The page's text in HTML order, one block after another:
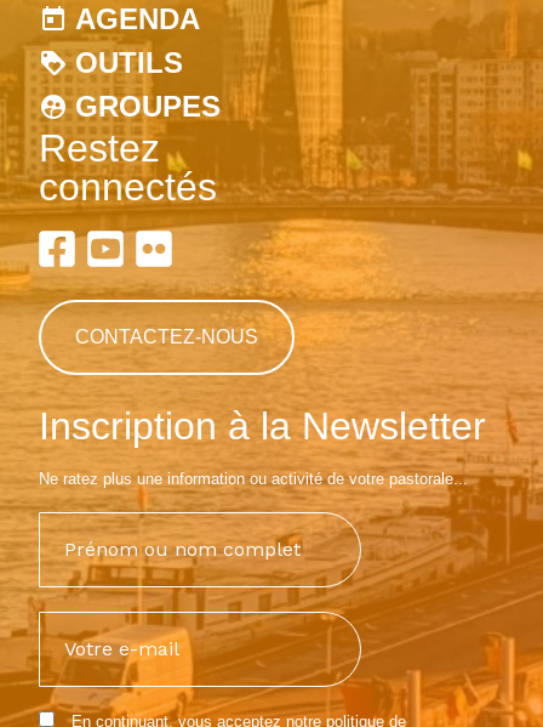
AGENDA
OUTILS
GROUPES
Restez
connectés
CONTACTEZ-NOUS
Inscription à la Newsletter
Ne ratez plus une information ou activité de votre pastorale...
En continuant, vous acceptez notre politique de